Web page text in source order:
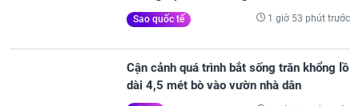
Sao quốc tế 1 giờ 53 phút trước
Cận cảnh quá trình bắt sống trăn khổng lồ
dài 4,5 mét bò vào vườn nhà dân